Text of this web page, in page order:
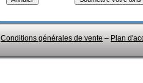
Conditions générales de vente – Plan